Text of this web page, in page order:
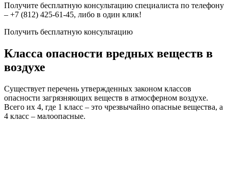
Получите бесплатную консультацию специалиста по телефону
– +7 (812) 425-61-45, либо в один клик!
Получить бесплатную консультацию
Класса опасности вредных веществ в
воздухе
Существует перечень утвержденных законом классов
опасности загрязняющих веществ в атмосферном воздухе.
Всего их 4, где 1 класс – это чрезвычайно опасные вещества, а
4 класс – малоопасные.